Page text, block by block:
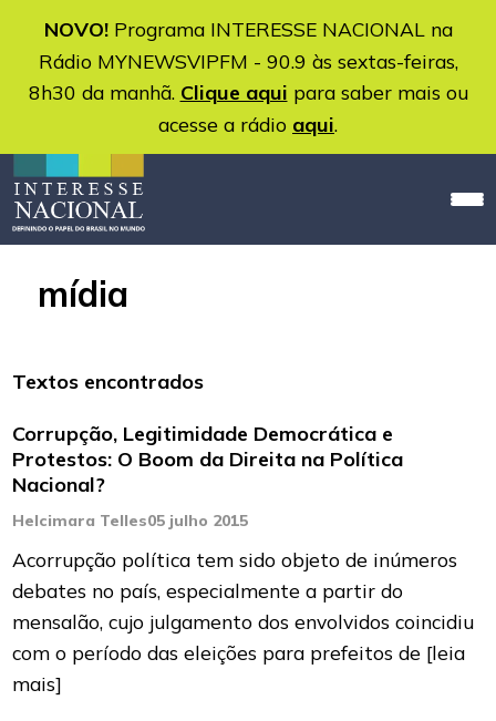
NOVO!Programa INTERESSE NACIONAL na
Rádio MYNEWSVIPFM - 90.9 às sextas-feiras,
8h30 da manhã. Clique aqui para saber mais ou
acesse a rádio aqui.
mídia
Textos encontrados
Corrupção, Legitimidade Democrática e
Protestos: O Boom da Direita na Política
Nacional?
Helcimara Telles05 julho 2015
Acorrupção política tem sido objeto de inúmeros
debates no país, especialmente a partir do
mensalão, cujo julgamento dos envolvidos coincidiu
com o período das eleições para prefeitos de [leia
mais]